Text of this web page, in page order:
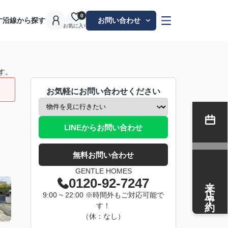
沿線から探す
お気に入り
0
お問い合わせ
お気軽にお問い合わせください
LINEからお問い合わせ
無料お問い合わせ
GENTLE HOMES
0120-92-7247
9:00 ~ 22:00 ※時間外もご対応可能で
す！
（休：なし）
来店予約